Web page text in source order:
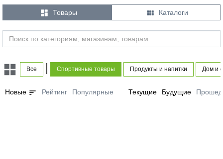
 Товары  Каталоги
Все Спортивные товары Продукты и напитки Дом и
Новые sort Рейтинг Популярные Текущие Будущие